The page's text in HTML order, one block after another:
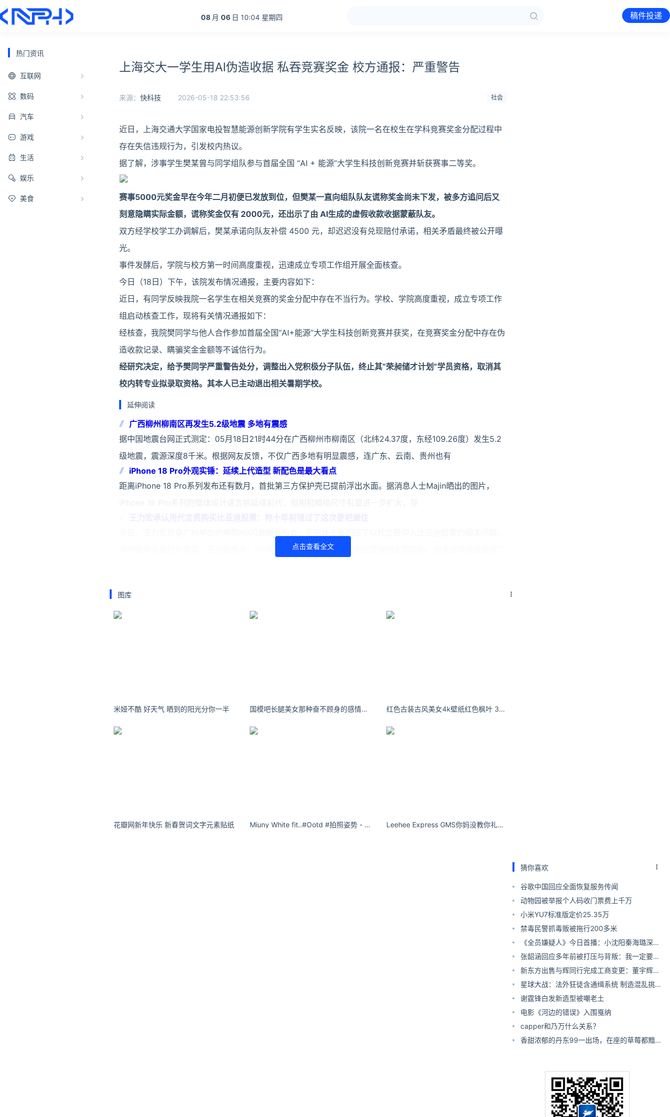
08 月 06 日 10:04 星期四 稿件投递
热门资讯
互联网
数码
汽车
游戏
生活
娱乐
美食
上海交大一学生用AI伪造收据 私吞竞赛奖金 校方通报：严重警告
社会
来源： 快科技 2026-05-18 22:53:56
近日，上海交通大学国家电投智慧能源创新学院有学生实名反映，该院一名在校生在学科竞赛奖金分配过程中
存在失信违规行为，引发校内热议。
据了解，涉事学生樊某曾与同学组队参与首届全国 “AI + 能源”大学生科技创新竞赛并斩获赛事二等奖。
赛事5000元奖金早在今年二月初便已发放到位，但樊某一直向组队队友谎称奖金尚未下发，被多方追问后又
刻意隐瞒实际金额，谎称奖金仅有 2000元，还出示了由 AI生成的虚假收款收据蒙蔽队友。
双方经学校学工办调解后，樊某承诺向队友补偿 4500 元，却迟迟没有兑现赔付承诺，相关矛盾最终被公开曝
光。
事件发酵后，学院与校方第一时间高度重视，迅速成立专项工作组开展全面核查。
今日（18日）下午，该院发布情况通报，主要内容如下：
近日，有同学反映我院一名学生在相关竞赛的奖金分配中存在不当行为。学校、学院高度重视，成立专项工作
组启动核查工作，现将有关情况通报如下：
经核查，我院樊同学与他人合作参加首届全国“AI+能源”大学生科技创新竞赛并获奖，在竞赛奖金分配中存在伪
造收款记录、瞒骗奖金金额等不诚信行为。
经研究决定，给予樊同学严重警告处分，调整出入党积极分子队伍，终止其“荣昶储才计划”学员资格，取消其
校内转专业拟录取资格。其本人已主动退出相关暑期学校。
延伸阅读
广西柳州柳南区再发生5.2级地震 多地有震感
据中国地震台网正式测定：05月18日21时44分在广西柳州市柳南区（北纬24.37度，东经109.26度）发生5.2
级地震，震源深度8千米。根据网友反馈，不仅广西多地有明显震感，连广东、云南、贵州也有
iPhone 18 Pro外观实锤：延续上代造型 新配色是最大看点
距离iPhone 18 Pro系列发布还有数月，首批第三方保护壳已提前浮出水面。据消息人士Majin晒出的图片，
并明确承认该行为属实。王力宏表示：“10年前，我做了一档节目，是比亚迪冠名赞助的。如果当年我就投资了
友情链接：
关注数据与安全，洞悉企业级服务市场：https://www.ijiandao.com/
点击查看全文
图库
米娅不酷 好天气 晒到的阳光分你一半 ​​​​ 国模吧长腿美女那种奋不顾身的感情有一次就够了 红色古装古风美女4k壁纸红色枫叶 3840x2160
花瓣网新年快乐 新春贺词文字元素贴纸 Miuny White fit..#Ootd #拍照姿势 - 小红书 Leehee Express GMS你妈没教你礼尚往来嘛！我喜欢你你就得跟我在一起
猜你喜欢
谷歌中国回应全面恢复服务传闻
动物园被举报个人码收门票费上千万
小米YU7标准版定价25.35万
禁毒民警抓毒贩被拖行200多米
《全员嫌疑人》今日首播：小沈阳秦海璐深陷
层层反转案中案
张韶涵回应多年前被打压与背叛：我一定要
红！
新东方出售与辉同行完成工商变更：董宇辉全
资持股
星球大战：法外狂徒含通缉系统 制造混乱挑战
自己
谢霆锋白发新造型被嘲老土
电影《河边的错误》入围戛纳
capper和乃万什么关系？
香甜浓郁的丹东99一出场，在座的草莓都黯淡